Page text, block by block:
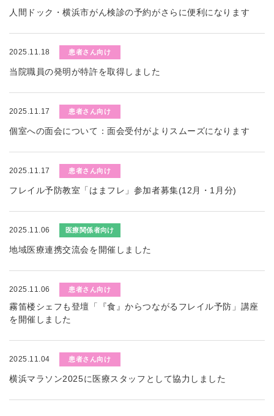
人間ドック・横浜市がん検診の予約がさらに便利になります
2025.11.18 患者さん向け
当院職員の発明が特許を取得しました
2025.11.17 患者さん向け
個室への面会について：面会受付がよりスムーズになります
2025.11.17 患者さん向け
フレイル予防教室「はまフレ」参加者募集(12月・1月分)
2025.11.06 医療関係者向け
地域医療連携交流会を開催しました
2025.11.06 患者さん向け
霧笛楼シェフも登壇「『食』からつながるフレイル予防」講座
を開催しました
2025.11.04 患者さん向け
横浜マラソン2025に医療スタッフとして協力しました